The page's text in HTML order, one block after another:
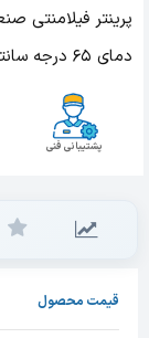
دمای 65 درجه سانتی گراد برای چاپی مطلوب و ایده آل
پشتیبانی فنی
قیمت محصول